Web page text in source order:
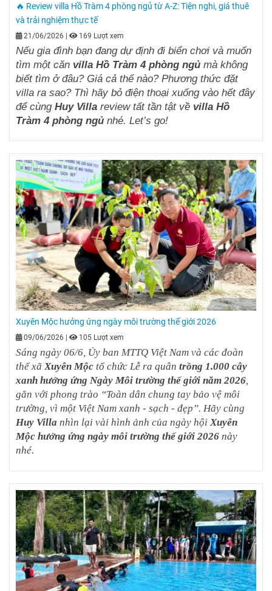
🔥 Review villa Hồ Tràm 4 phòng ngủ từ A-Z: Tiện nghi, giá thuê
và trải nghiệm thực tế
21/06/2026 | 169 Lượt xem
Nếu gia đình bạn đang dự định đi biển chơi và muốn
tìm một căn villa Hồ Tràm 4 phòng ngủ mà không
biết tìm ở đâu? Giá cả thế nào? Phương thức đặt
villa ra sao? Thì hãy bỏ điện thoại xuống vào hết đây
để cùng Huy Villa review tất tần tật về villa Hồ
Tràm 4 phòng ngủ nhé. Let’s go!
Xuyên Mộc hưởng ứng ngày môi trường thế giới 2026
09/06/2026 105 Lượt xem
Sáng ngày 06/6, Ủy ban MTTQ Việt Nam và các đoàn
thể xãXuyên Mộc tổ chức Lễ ra quân trồng 1.000 cây
xanh hưởng ứng Ngày Môi trường thế giới năm 2026,
gắn với phong trào “Toàn dân chung tay bảo vệ môi
trường, vì một Việt Nam xanh - sạch - đẹp”. Hãy cùng
Huy Villa nhìn lại vài hình ảnh của ngày hộiXuyên
Mộc hưởng ứng ngày môi trường thế giới 2026 này
nhé.